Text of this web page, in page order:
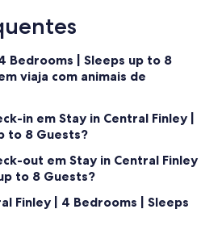
Bedrooms | Sleeps up to 8
viaja com animais de
in em Stay in Central Finley |
to 8 Guests?
out em Stay in Central Finley
to 8 Guests?
Finley | 4 Bedrooms | Sleeps